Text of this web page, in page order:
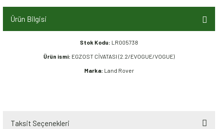
Ürün Bilgisi
Stok Kodu: LR005738
Ürün ismi: EGZOST CİVATASI (2.2/EVOGUE/VOGUE)
Marka: Land Rover
Taksit Seçenekleri